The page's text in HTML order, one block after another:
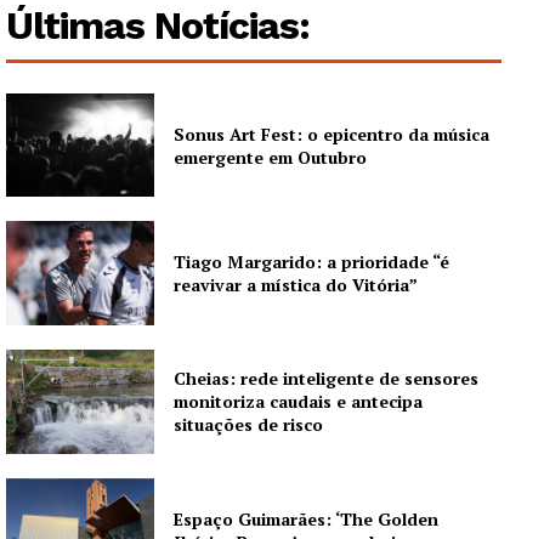
Últimas Notícias:
Sonus Art Fest: o epicentro da música
emergente em Outubro
Tiago Margarido: a prioridade “é
reavivar a mística do Vitória”
Cheias: rede inteligente de sensores
monitoriza caudais e antecipa
situações de risco
Espaço Guimarães: ‘The Golden